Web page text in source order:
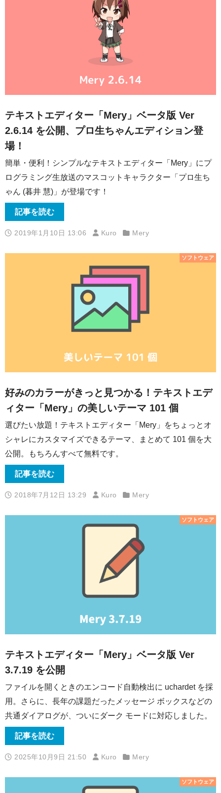
テキストエディター「Mery」ベータ版 Ver
2.6.14 を公開、プロ生ちゃんエディション登
場！
簡単・便利！シンプルなテキストエディター「Mery」にプ
ログラミング生放送のマスコットキャラクター「プロ生ち
ゃん (暮井 慧)」が登場です！
記事を読む
2019年1月10日 13:06 Kuro Mery
ソフトウェア
好みのカラーがきっと見つかる！テキストエデ
ィター「Mery」の美しいテーマ 101 個
選びたい放題！テキストエディター「Mery」をちょっとオ
シャレにカスタマイズできるテーマ、まとめて 101 個を大
公開。もちろんすべて無料です。
記事を読む
2018年7月12日 13:29 Kuro Mery
ソフトウェア
テキストエディター「Mery」ベータ版 Ver
3.7.19 を公開
ファイルを開くときのエンコード自動検出に uchardet を採
用。さらに、長年の課題だったメッセージ ボックスなどの
共通ダイアログが、ついにダーク モードに対応しました。
記事を読む
2025年10月9日 21:50 Kuro Mery
ソフトウェア